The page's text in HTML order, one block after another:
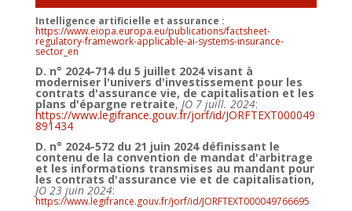
Intelligence artificielle et assurance :
https://www.eiopa.europa.eu/publications/factsheet-
regulatory-framework-applicable-ai-systems-insurance-
sector_en
D. n° 2024-714 du 5 juillet 2024 visant à
moderniser l'univers d'investissement pour les
contrats d'assurance vie, de capitalisation et les
plans d'épargne retraite, JO 7 juill. 2024:
https://www.legifrance.gouv.fr/jorf/id/JORFTEXT000049
891434
D. n° 2024-572 du 21 juin 2024 définissant le
contenu de la convention de mandat d'arbitrage
et les informations transmises au mandant pour
les contrats d'assurance vie et de capitalisation,
JO 23 juin 2024:
https://www.legifrance.gouv.fr/jorf/id/JORFTEXT000049766695